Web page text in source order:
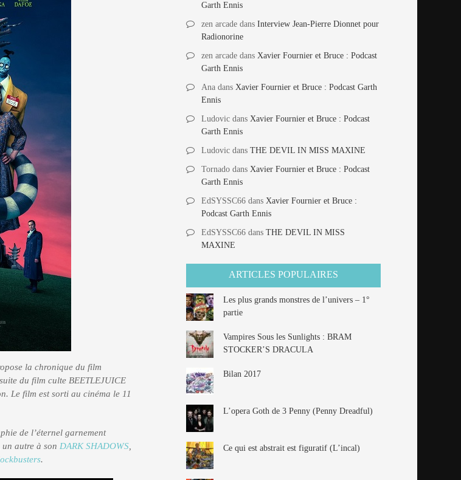
la chronique du film
du film culte BEETLEJUICE
Le film est sorti au cinéma le 11
de l’éternel garnement
un autre à son DARK SHADOWS
.
Garth Ennis
zen arcade dansInterview Jean-Pierre Dionnet pour
Radionorine
zen arcade dansXavier Fournier et Bruce : Podcast
Garth Ennis
Ana dansXavier Fournier et Bruce : Podcast Garth
Ennis
Ludovic dansXavier Fournier et Bruce : Podcast
Garth Ennis
Ludovic dansTHE DEVIL IN MISS MAXINE
Tornado dansXavier Fournier et Bruce : Podcast
Garth Ennis
EdSYSSC66 dansXavier Fournier et Bruce :
Podcast Garth Ennis
EdSYSSC66 dansTHE DEVIL IN MISS
MAXINE
ARTICLES POPULAIRES
Les plus grands monstres de l’univers – 1°
partie
Vampires Sous les Sunlights : BRAM
STOCKER’S DRACULA
Bilan 2017
L’opera Goth de 3 Penny (Penny Dreadful)
Ce qui est abstrait est figuratif (L’incal)